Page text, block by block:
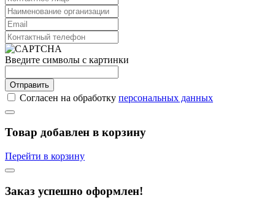
Введите символы с картинки
Отправить
Согласен на обработку персональных данных
Товар добавлен в корзину
Перейти в корзину
Заказ успешно оформлен!